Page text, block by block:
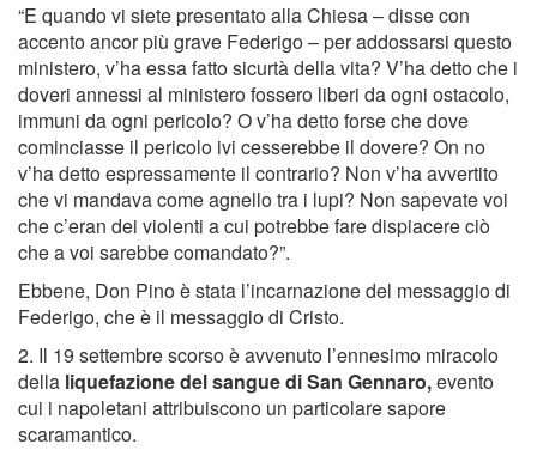
“E quando vi siete presentato alla Chiesa – disse con
accento ancor più grave Federigo – per addossarsi questo
ministero, v’ha essa fatto sicurtà della vita? V’ha detto che i
doveri annessi al ministero fossero liberi da ogni ostacolo,
immuni da ogni pericolo? O v’ha detto forse che dove
cominciasse il pericolo ivi cesserebbe il dovere? On no
v’ha detto espressamente il contrario? Non v’ha avvertito
che vi mandava come agnello tra i lupi? Non sapevate voi
che c’eran dei violenti a cui potrebbe fare dispiacere ciò
che a voi sarebbe comandato?”.
Ebbene, Don Pino è stata l’incarnazione del messaggio di
Federigo, che è il messaggio di Cristo.
2. Il 19 settembre scorso è avvenuto l’ennesimo miracolo
della liquefazione del sangue di San Gennaro,evento
cui i napoletani attribuiscono un particolare sapore
scaramantico.